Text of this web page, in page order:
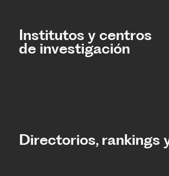
Institutos y centros
de investigación
Directorios, rankings